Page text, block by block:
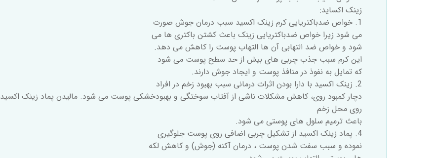
زینک اکساید:
1. خواص ضدباکتریایی کرم زینک اکسید سبب درمان جوش صورت
می شود زیرا خواص ضدباکتریایی زینک باعث کشتن باکتری ها می
شود و خواص ضد التهابی آن ها التهاب پوست را کاهش می دهد.
این کرم سبب جذب چربی های بیش از حد سطح پوست می شود
که تمایل به نفوذ در منافذ پوست و ایجاد جوش دارند.
2. زینک اکسید با دارا بودن اثرات درمانی سبب بهبود زخم در افراد
دچار کمبود روی، کاهش مشکلات ناشی از آفتاب سوختگی و بهبودخشکی پوست می شود. مالیدن پماد زینک اکسید
روی محل زخم
باعث ترمیم سلول های پوستی می شود.
4. پماد زینک اکسید از تشکیل چربی اضافی روی پوست جلوگیری
نموده و سبب سفت شدن پوست ، درمان آکنه (جوش) و کاهش لکه